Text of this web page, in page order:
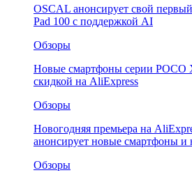
OSCAL анонсирует свой
Pad 100 с поддержкой AI
Обзоры
Новые смартфоны серии POCO
скидкой на AliExpress
Обзоры
Новогодняя премьера на
анонсирует новые смартфоны и
Обзоры